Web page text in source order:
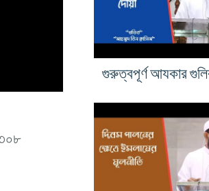
গুরুত্বপূর্ণ আযকার